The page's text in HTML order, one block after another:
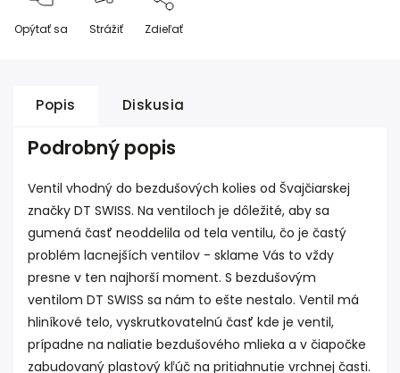
Opýtať sa Strážiť Zdieľať
Popis Diskusia
Podrobný popis
Ventil vhodný do bezdušových kolies od Švajčiarskej
značky DT SWISS. Na ventiloch je dôležité, aby sa
gumená časť neoddelila od tela ventilu, čo je častý
problém lacnejších ventilov - sklame Vás to vždy
presne v ten najhorší moment. S bezdušovým
ventilom DT SWISS sa nám to ešte nestalo. Ventil má
hliníkové telo, vyskrutkovatelnú časť kde je ventil,
prípadne na naliatie bezdušového mlieka a v čiapočke
zabudovaný plastový kľúč na pritiahnutie vrchnej časti.